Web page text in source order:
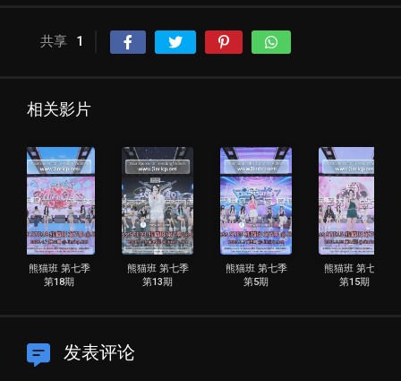
共享 1
相关影片
熊猫班 第七季
第18期
熊猫班 第七季
第13期
熊猫班 第七季
第5期
熊猫班 第七季
第15期
发表评论